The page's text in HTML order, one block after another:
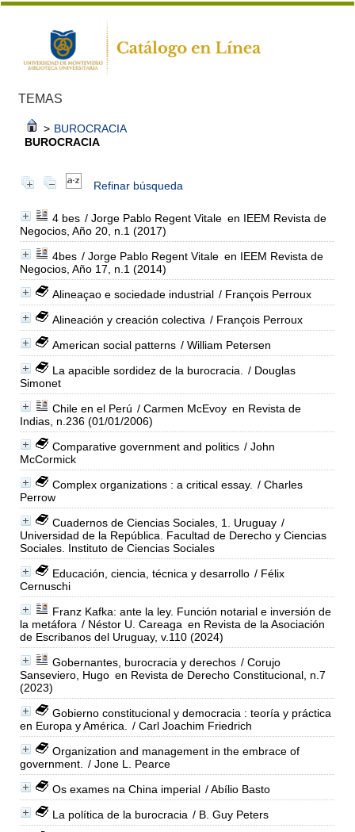
TEMAS
> BUROCRACIA
BUROCRACIA
Refinar búsqueda
4 bes / Jorge Pablo Regent Vitale en IEEM Revista de
Negocios, Año 20, n.1 (2017)
4bes / Jorge Pablo Regent Vitale en IEEM Revista de
Negocios, Año 17, n.1 (2014)
Alineaçao e sociedade industrial / François Perroux
Alineación y creación colectiva / François Perroux
American social patterns / William Petersen
La apacible sordidez de la burocracia.
/ Douglas
Simonet
Chile en el Perú / Carmen McEvoy en Revista de
Indias, n.236 (01/01/2006)
Comparative government and politics / John
McCormick
Complex organizations : a critical essay. / Charles
Perrow
Cuadernos de Ciencias Sociales, 1. Uruguay /
Universidad de la República. Facultad de Derecho y Ciencias
Sociales. Instituto de Ciencias Sociales
Educación, ciencia, técnica y desarrollo / Félix
Cernuschi
Franz Kafka: ante la ley. Función notarial e inversión de
la metáfora / Néstor U. Careaga en Revista de la Asociación
de Escribanos del Uruguay, v.110 (2024)
Gobernantes, burocracia y derechos / Corujo
Sanseviero, Hugo en Revista de Derecho Constitucional, n.7
(2023)
Gobierno constitucional y democracia : teoría y práctica
en Europa y América.
/ Carl Joachim Friedrich
Organization and management in the embrace of
government.
/ Jone L. Pearce
Os exames na China imperial / Abílio Basto
La política de la burocracia / B. Guy Peters